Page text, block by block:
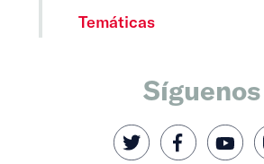
Temáticas
Síguenos